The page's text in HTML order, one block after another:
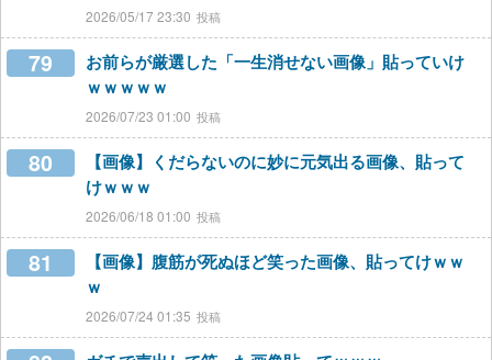
2026/05/17 23:30
79
お前らが厳選した「一生消せない画像」貼っていけ
ｗｗｗｗｗ
2026/07/23 01:00
80
【画像】くだらないのに妙に元気出る画像、貼って
けｗｗｗ
2026/06/18 01:00
81
【画像】腹筋が死ぬほど笑った画像、貼ってけｗｗ
ｗ
2026/07/24 01:35